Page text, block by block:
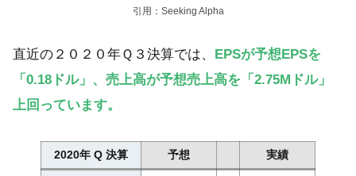
引用：Seeking Alpha
直近の２０２０年Ｑ３決算では、 EPSが予想EPSを
「0.18ドル」、 売上高が予想売上高を「2.75Mドル」
上回っています。
2020年 Q 決算 予想 実績